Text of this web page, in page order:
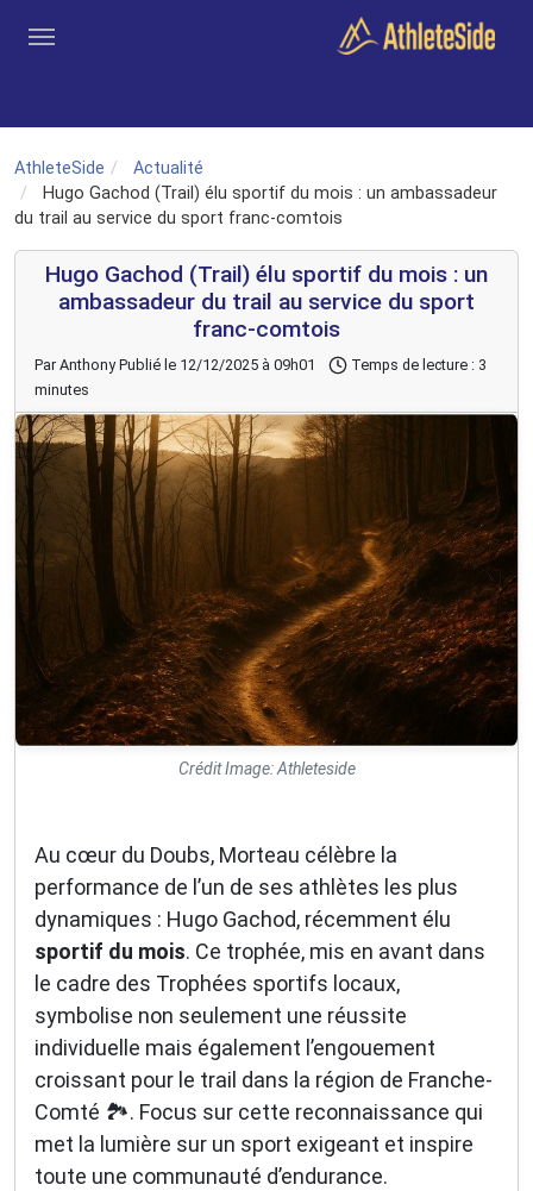
AthleteSide
Actualité
Hugo Gachod (Trail) élu sportif du mois : un ambassadeur
du trail au service du sport franc-comtois
Hugo Gachod (Trail) élu sportif du mois : un
ambassadeur du trail au service du sport
franc-comtois
Par AnthonyPublié le 12/12/2025 à 09h01
Temps de lecture : 3
minutes
Crédit Image: Athleteside
Au cœur du Doubs, Morteau célèbre la
performance de l’un de ses athlètes les plus
dynamiques : Hugo Gachod, récemment élu
sportif du mois. Ce trophée, mis en avant dans
le cadre des Trophées sportifs locaux,
symbolise non seulement une réussite
individuelle mais également l’engouement
croissant pour le trail dans la région de Franche-
Comté 🏞️. Focus sur cette reconnaissance qui
met la lumière sur un sport exigeant et inspire
toute une communauté d’endurance.